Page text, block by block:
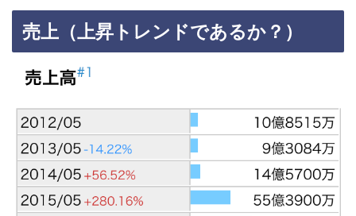
売上（上昇トレンドであるか？）